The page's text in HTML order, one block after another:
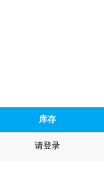
库存
请登录